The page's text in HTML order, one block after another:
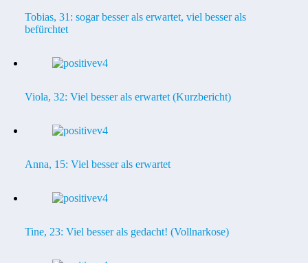
Tobias, 31: sogar besser als erwartet, viel besser als
befürchtet
Viola, 32: Viel besser als erwartet (Kurzbericht)
Anna, 15: Viel besser als erwartet
Tine, 23: Viel besser als gedacht! (Vollnarkose)